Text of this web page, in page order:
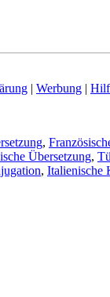
| Werbung |
,
Übersetzung,
, Italienische